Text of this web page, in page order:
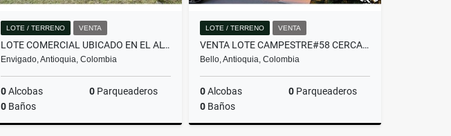
LOTE / TERRENO VENTA
LOTE COMERCIAL UBICADO EN EL ALTO DE PALMAS ANTES DEL PEAJE
Envigado, Antioquia, Colombia
0Alcobas 0 Parqueaderos
0 Baños
LOTE / TERRENO VENTA
VENTA LOTE CAMPESTRE#58 CERCA A MEDELLÍN, VISTA PANORÁMICA SIN PEAJE
Bello, Antioquia, Colombia
0Alcobas 0 Parqueaderos
0 Baños